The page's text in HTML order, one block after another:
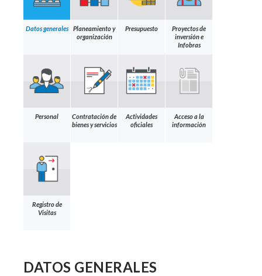
Datos generales
Planeamiento y
organización
Presupuesto
Proyectos de
inversión e
Infobras
Personal
Contratación de
bienes y servicios
Actividades
oficiales
Acceso a la
información
Registro de
Visitas
DATOS GENERALES